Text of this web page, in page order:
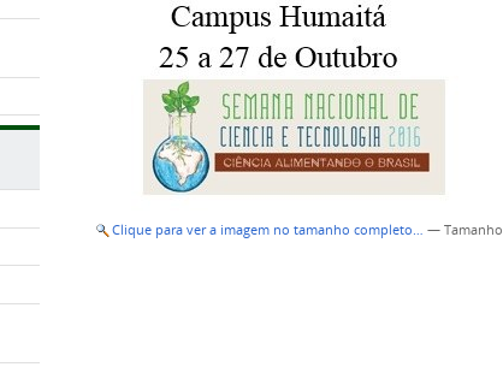
Clique para ver a imagem no tamanho completo… —Tamanho